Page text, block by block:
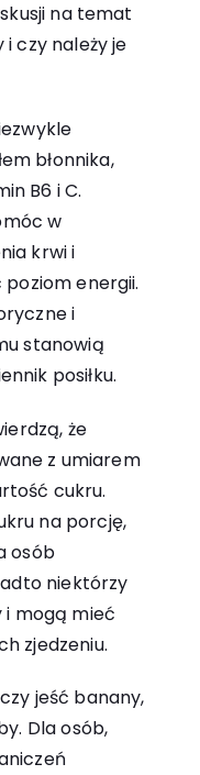
na temat
czy należy je
błonnika,
B6 i C.
w
krwi i
energii.
i
stanowią
posiłku.
że
z umiarem
cukru.
na porcję,
osób
niektórzy
i mogą mieć
zjedzeniu.
jeść banany,
Dla osób,